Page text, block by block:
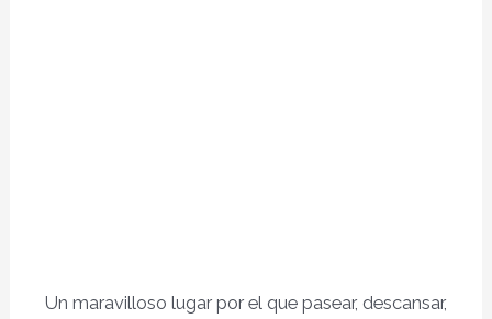
Un maravilloso lugar por el que pasear, descansar,